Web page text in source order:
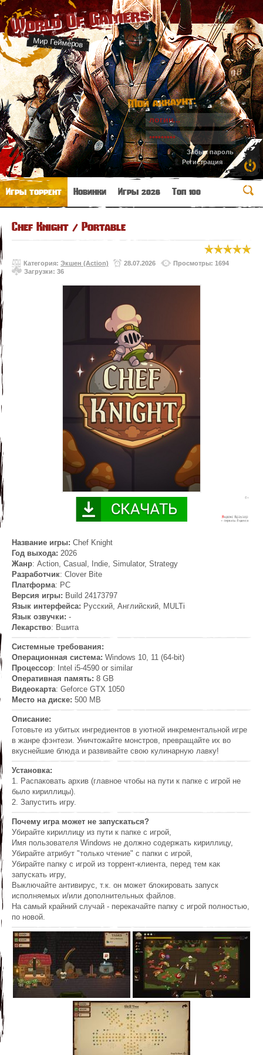
World Of Gamers
Мир Геймеров
Мой аккаунт:
Забыл пароль
Регистрация
Игры торрент Новинки Игры 2026 Топ 100
Chef Knight / Portable
Категория: Экшен (Action) 28.07.2026
Просмотры: 1694
Загрузки: 36
Название игры: Chef Knight
Год выхода: 2026
Жанр: Action, Casual, Indie, Simulator, Strategy
Разработчик: Clover Bite
Платформа: PC
Версия игры: Build 24173797
Язык интерфейса: Русский, Английский, MULTi
Язык озвучки: -
Лекарство: Вшита
Системные требования:
Операционная система: Windows 10, 11 (64-bit)
Процессор: Intel i5-4590 or similar
Оперативная память: 8 GB
Видеокарта: Geforce GTX 1050
Место на диске: 500 MB
Описание:
Готовьте из убитых ингредиентов в уютной инкрементальной игре
в жанре фэнтези. Уничтожайте монстров, превращайте их во
вкуснейшие блюда и развивайте свою кулинарную лавку!
Установка:
1. Распаковать архив (главное чтобы на пути к папке с игрой не
было кириллицы).
2. Запустить игру.
Почему игра может не запускаться?
Убирайте кириллицу из пути к папке с игрой,
Имя пользователя Windows не должно содержать кириллицу,
Убирайте атрибут "только чтение" с папки с игрой,
Убирайте папку с игрой из торрент-клиента, перед тем как
запускать игру,
Выключайте антивирус, т.к. он может блокировать запуск
исполняемых и/или дополнительных файлов.
На самый крайний случай - перекачайте папку с игрой полностью,
по новой.